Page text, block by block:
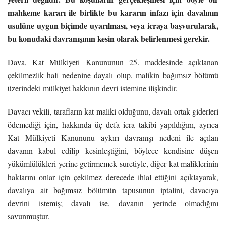
mahkeme kararı ile birlikte bu kararın infazı için davalının
usulüne uygun biçimde uyarılması, veya icraya başvurularak,
bu konudaki davranışının kesin olarak belirlenmesi gerekir.
Dava, Kat Mülkiyeti Kanununun 25. maddesinde açıklanan
çekilmezlik hali nedenine dayalı olup, malikin bağımsız bölümü
üzerindeki mülkiyet hakkının devri istemine ilişkindir.
Davacı vekili, tarafların kat maliki olduğunu, davalı ortak giderleri
ödemediği için, hakkında üç defa icra takibi yapıldığını, ayrıca
Kat Mülkiyeti Kanununu aykırı davranışı nedeni ile açılan
davanın kabul edilip kesinleştiğini, böylece kendisine düşen
yükümlülükleri yerine getirmemek suretiyle, diğer kat maliklerinin
haklarını onlar için çekilmez derecede ihlal ettiğini açıklayarak,
davalıya ait bağımsız bölümün tapusunun iptalini, davacıya
devrini istemiş; davalı ise, davanın yerinde olmadığını
savunmuştur.